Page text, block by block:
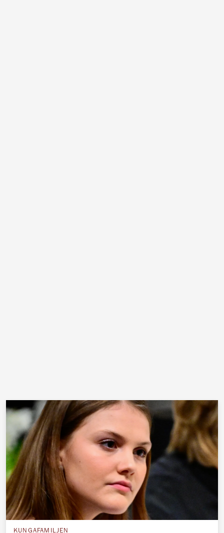
KUNGAFAMILJEN